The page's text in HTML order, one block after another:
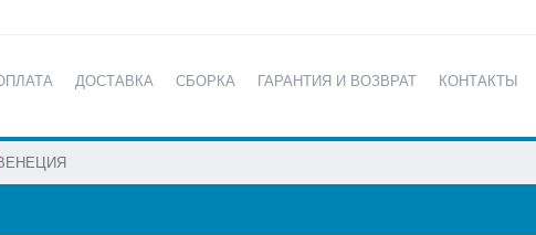
ДОСТАВКА СБОРКА ГАРАНТИЯ И ВОЗВРАТ КОНТАКТЫ